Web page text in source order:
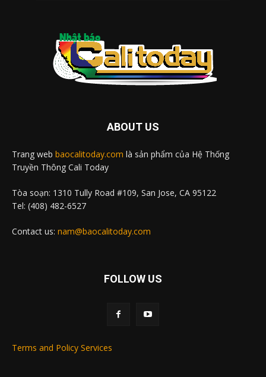
ABOUT US
Trang web baocalitoday.com là sản phẩm của Hệ Thống
Truyền Thông Cali Today
Tòa soạn: 1310 Tully Road #109, San Jose, CA 95122
Tel: (408) 482-6527
Contact us: nam@baocalitoday.com
FOLLOW US
Terms and Policy Services